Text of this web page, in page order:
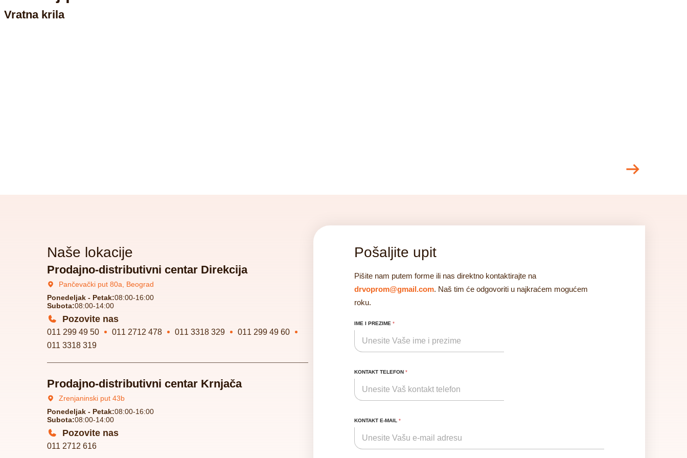
Vratna krila
Naše lokacije
Prodajno-distributivni centar Direkcija
Pančevački put 80a, Beograd
Ponedeljak - Petak:08:00-16:00
Subota:08:00-14:00
Pozovite nas
011 299 49 50 011 2712 478 011 3318 329
011 299 49 60
011 3318 319
Prodajno-distributivni centar Krnjača
Zrenjaninski put 43b
Ponedeljak - Petak:08:00-16:00
Subota:08:00-14:00
Pozovite nas
011 2712 616
Pošaljite upit
Pišite nam putem forme ili nas direktno kontaktirajte na
drvoprom@gmail.com. Naš tim će odgovoriti u najkraćem mogućem
roku.
IME I PREZIME *
KONTAKT TELEFON *
KONTAKT E-MAIL *